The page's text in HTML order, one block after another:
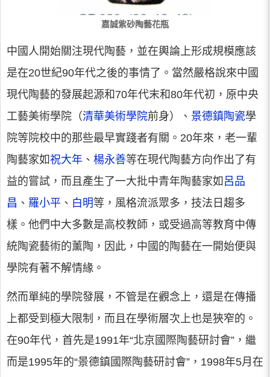
嘉誠紫砂陶藝花瓶
中國人開始關注現代陶藝，並在輿論上形成規模應該
是在20世紀90年代之後的事情了。當然嚴格說來中國
現代陶藝的發展起源和70年代末和80年代初，原中央
工藝美術學院（清華美術學院前身）、 景德鎮陶瓷學
院等院校中的那些最早實踐者有關。20年來，老一輩
陶藝家如祝大年 、 楊永善等在現代陶藝方向作出了有
益的嘗試，而且產生了一大批中青年陶藝家如 呂品
昌 、 羅小平 、 白明等，風格流派眾多，技法日趨多
樣。他們中大多數是高校教師，或受過高等教育中傳
統陶瓷藝術的薰陶，因此，中國的陶藝在一開始便與
學院有著不解情緣。
然而單純的學院發展，不管是在觀念上，還是在傳播
上都受到極大限制，而且在學術層次上也是狹窄的。
在90年代，首先是1991年“北京國際陶藝研討會”，繼
而是1995年的“景德鎮國際陶藝研討會”，1998年5月在